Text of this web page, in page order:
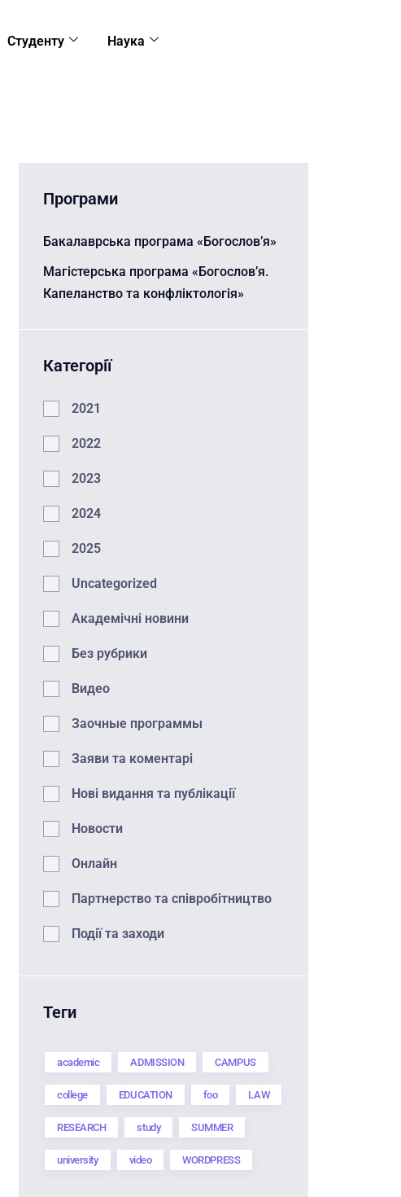
Студенту Наука
Програми
Бакалаврська програма «Богослов’я»
Магістерська програма «Богослов’я.
Капеланство та конфліктологія»
Категорії
2021
2022
2023
2024
2025
Uncategorized
Академічні новини
Без рубрики
Видео
Заочные программы
Заяви та коментарі
Нові видання та публікації
Новости
Онлайн
Партнерство та співробітництво
Події та заходи
Теги
academic ADMISSION CAMPUS
college EDUCATION foo LAW
RESEARCH study SUMMER
university video WORDPRESS